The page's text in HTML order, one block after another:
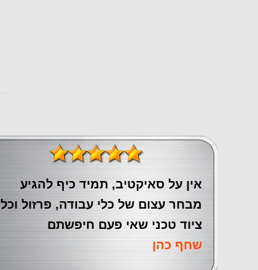
אין על סאיקטיב, תמיד כיף להגיע
מבחר עצום של כלי עבודה, פרזול וכל
ציוד טכני שאי פעם חיפשתם
שחף כהן